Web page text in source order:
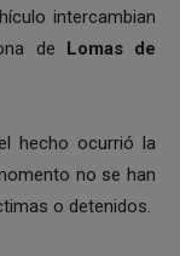
intercambian
de Lomas de
hecho ocurrió la
no se han
o detenidos.